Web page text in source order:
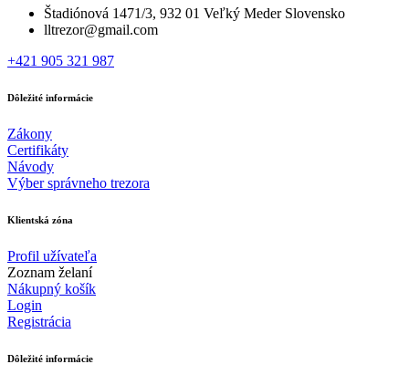
Štadiónová 1471/3, 932 01 Veľký Meder Slovensko
lltrezor@gmail.com
+421 905 321 987
Dôležité informácie
Zákony
Certifikáty
Návody
Výber správneho trezora
Klientská zóna
Profil užívateľa
Zoznam želaní
Nákupný košík
Login
Registrácia
Dôležité informácie